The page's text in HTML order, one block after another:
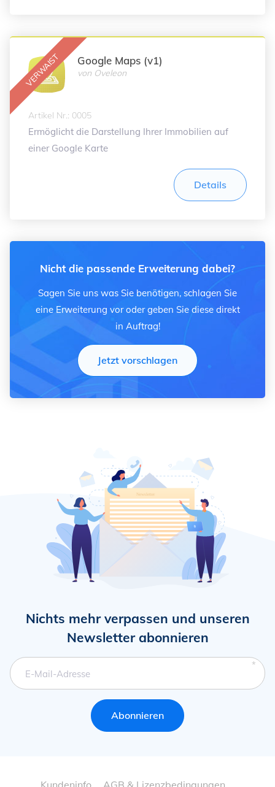
Google Maps (v1)
von Oveleon
Artikel Nr.: 0005
Ermöglicht die Darstellung Ihrer Immobilien auf
einer Google Karte
Details
Nicht die passende Erweiterung dabei?
Sagen Sie uns was Sie benötigen, schlagen Sie
eine Erweiterung vor oder geben Sie diese direkt
in Auftrag!
Jetzt vorschlagen
Nichts mehr verpassen und unseren
Newsletter abonnieren
Pflichtfeld
E-Mail-Adresse
Abonnieren
Navigation